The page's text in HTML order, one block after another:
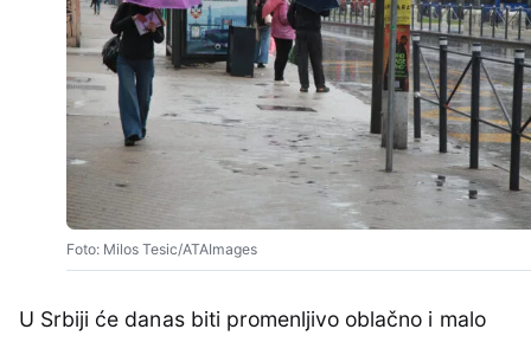
Foto: Milos Tesic/ATAImages
U Srbiji će danas biti promenljivo oblačno i malo